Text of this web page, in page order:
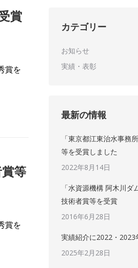
賞
賞を
等
賞を
カテゴリー
お知らせ
実績・表彰
最新の情報
「東京都江東治水事務
等を受賞しました
2022年8月14日
「水資源機構 阿木川ダ
技術者賞等を受賞
2016年6月28日
実績紹介に2022・2023
2025年2月28日